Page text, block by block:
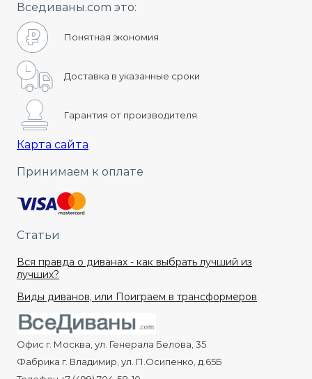
Офис г. Москва, ул. Генерала Белова, 35
Фабрика г. Владимир, ул. П.Осипенко, д.65Б
Карта сайта
Принимаем к оплате
Статьи
Вся правда о диванах - как выбрать лучший из
лучших?
Виды диванов, или Поиграем в трансформеров
Вседиваны.com это:
Понятная экономия
Доставка в указанные сроки
Гарантия от производителя